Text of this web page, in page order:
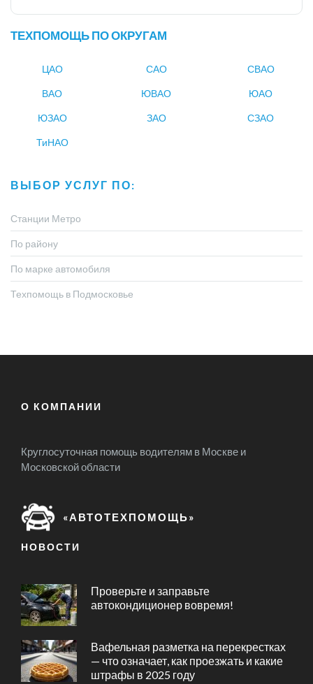
ТЕХПОМОЩЬ ПО ОКРУГАМ
ЦАО САО СВАО
ВАО ЮВАО ЮАО
ЮЗАО ЗАО СЗАО
ТиНАО
ВЫБОР УСЛУГ ПО:
Станции Метро
По району
По марке автомобиля
Техпомощь в Подмосковье
О КОМПАНИИ
Круглосуточная помощь водителям в Москве и
Московской области
«АВТОТЕХПОМОЩЬ»
НОВОСТИ
Проверьте и заправьте
автокондиционер вовремя!
Вафельная разметка на перекрестках
— что означает, как проезжать и какие
штрафы в 2025 году